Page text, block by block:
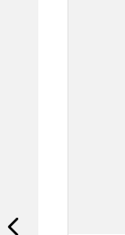
Ideal para
Pantalla táctil
Función de
Diseño